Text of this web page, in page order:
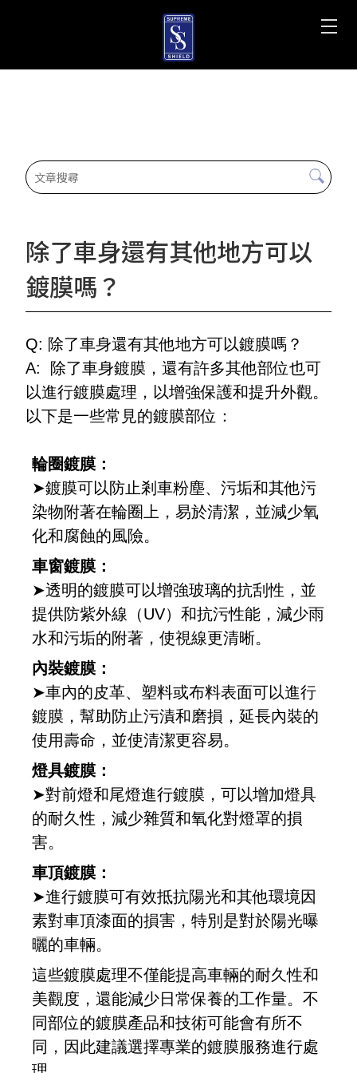
除了車身還有其他地方可以
鍍膜嗎？
Q: 除了車身還有其他地方可以鍍膜嗎？
A: 除了車身鍍膜，還有許多其他部位也可
以進行鍍膜處理，以增強保護和提升外觀。
以下是一些常見的鍍膜部位：
輪圈鍍膜：
➤鍍膜可以防止剎車粉塵、污垢和其他污
染物附著在輪圈上，易於清潔，並減少氧
化和腐蝕的風險。
車窗鍍膜：
➤透明的鍍膜可以增強玻璃的抗刮性，並
提供防紫外線（UV）和抗污性能，減少雨
水和污垢的附著，使視線更清晰。
內裝鍍膜：
➤車內的皮革、塑料或布料表面可以進行
鍍膜，幫助防止污漬和磨損，延長內裝的
使用壽命，並使清潔更容易。
燈具鍍膜：
➤對前燈和尾燈進行鍍膜，可以增加燈具
的耐久性，減少雜質和氧化對燈罩的損
害。
車頂鍍膜：
➤進行鍍膜可有效抵抗陽光和其他環境因
素對車頂漆面的損害，特別是對於陽光曝
曬的車輛。
這些鍍膜處理不僅能提高車輛的耐久性和
美觀度，還能減少日常保養的工作量。不
同部位的鍍膜產品和技術可能會有所不
同，因此建議選擇專業的鍍膜服務進行處